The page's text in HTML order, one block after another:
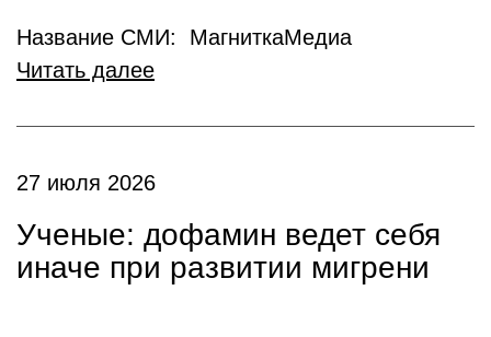
Название СМИ: МагниткаМедиа
Читать далее
27 июля 2026
Ученые: дофамин ведет себя
иначе при развитии мигрени